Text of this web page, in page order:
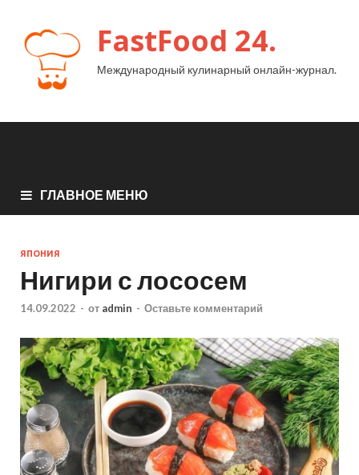
FastFood 24.
Международный кулинарный онлайн-журнал.
ГЛАВНОЕ МЕНЮ
ЯПОНИЯ
Нигири с лососем
14.09.2022 - от admin - Оставьте комментарий